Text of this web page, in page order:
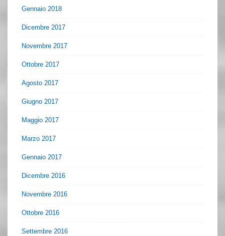
Gennaio 2018
Dicembre 2017
Novembre 2017
Ottobre 2017
Agosto 2017
Giugno 2017
Maggio 2017
Marzo 2017
Gennaio 2017
Dicembre 2016
Novembre 2016
Ottobre 2016
Settembre 2016